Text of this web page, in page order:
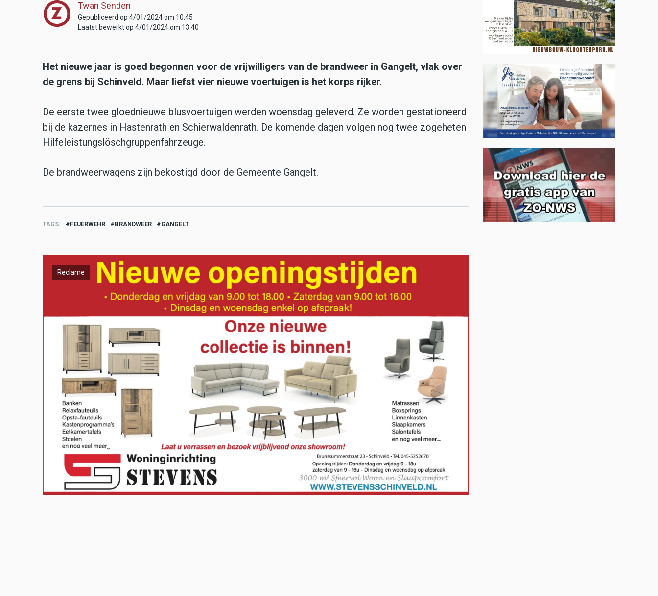
Twan Senden
Gepubliceerd op 4/01/2024 om 10:45
Laatst bewerkt op 4/01/2024 om 13:40
Het nieuwe jaar is goed begonnen voor de vrijwilligers van de brandweer in Gangelt, vlak over
de grens bij Schinveld. Maar liefst vier nieuwe voertuigen is het korps rijker.
De eerste twee gloednieuwe blusvoertuigen werden woensdag geleverd. Ze worden gestationeerd
bij de kazernes in Hastenrath en Schierwaldenrath. De komende dagen volgen nog twee zogeheten
Hilfeleistungslöschgruppenfahrzeuge.
De brandweerwagens zijn bekostigd door de Gemeente Gangelt.
TAGS FEUERWEHR BRANDWEER GANGELT
Reclame